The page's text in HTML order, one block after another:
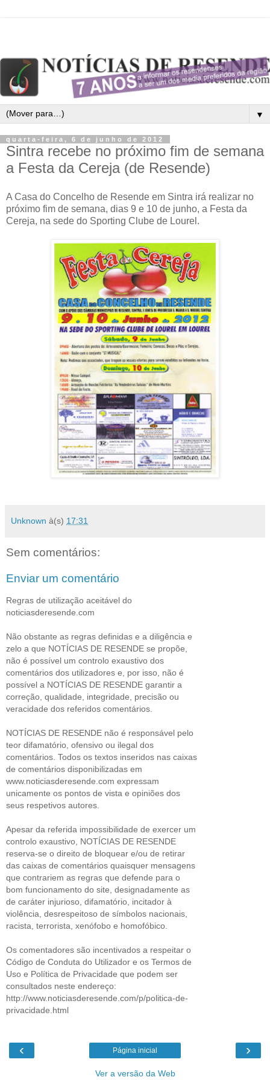
▼
quarta-feira, 6 de junho de 2012
Sintra recebe no próximo fim de semana
a Festa da Cereja (de Resende)
A Casa do Concelho de Resende em Sintra irá realizar no
próximo fim de semana, dias 9 e 10 de junho, a Festa da
Cereja, na sede do Sporting Clube de Lourel.
Unknown à(s) 17:31
Sem comentários:
Enviar um comentário
Regras de utilização aceitável do
noticiasderesende.com
Não obstante as regras definidas e a diligência e
zelo a que NOTÍCIAS DE RESENDE se propõe,
não é possível um controlo exaustivo dos
comentários dos utilizadores e, por isso, não é
possível a NOTÍCIAS DE RESENDE garantir a
correção, qualidade, integridade, precisão ou
veracidade dos referidos comentários.
NOTÍCIAS DE RESENDE não é responsável pelo
teor difamatório, ofensivo ou ilegal dos
comentários. Todos os textos inseridos nas caixas
de comentários disponibilizadas em
www.noticiasderesende.com expressam
unicamente os pontos de vista e opiniões dos
seus respetivos autores.
Apesar da referida impossibilidade de exercer um
controlo exaustivo, NOTÍCIAS DE RESENDE
reserva-se o direito de bloquear e/ou de retirar
das caixas de comentários quaisquer mensagens
que contrariem as regras que defende para o
bom funcionamento do site, designadamente as
de caráter injurioso, difamatório, incitador à
violência, desrespeitoso de símbolos nacionais,
racista, terrorista, xenófobo e homofóbico.
Os comentadores são incentivados a respeitar o
Código de Conduta do Utilizador e os Termos de
Uso e Política de Privacidade que podem ser
consultados neste endereço:
http://www.noticiasderesende.com/p/politica-de-
privacidade.html
‹ ›
Página inicial
Ver a versão da Web